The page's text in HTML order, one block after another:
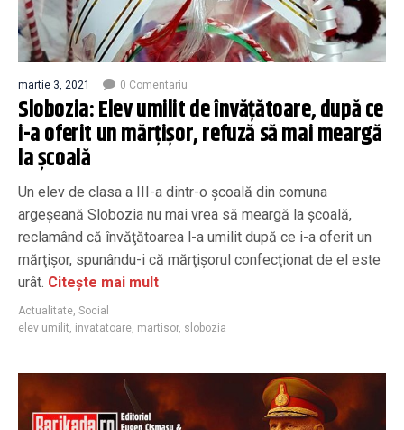
martie 3, 2021 0 Comentariu
Slobozia: Elev umilit de învățătoare, după ce
i-a oferit un mărţişor, refuză să mai meargă
la școală
Un elev de clasa a III-a dintr-o şcoală din comuna
argeşeană Slobozia nu mai vrea să meargă la şcoală,
reclamând că învăţătoarea l-a umilit după ce i-a oferit un
mărţişor, spunându-i că mărţişorul confecţionat de el este
urât. Citește mai mult
Actualitate, Social
elev umilit, invatatoare, martisor, slobozia